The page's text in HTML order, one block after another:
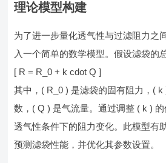
理论模型构建
为了进一步量化透气性与过滤阻力之
入一个简单的数学模型。假设滤袋的
[ R = R_0 + k cdot Q ]
其中，( R_0 ) 是滤袋的固有阻力，(
数，( Q ) 是气流量。通过调整 ( k )
透气性条件下的阻力变化。此模型有
预测滤袋性能，并优化其参数设置。